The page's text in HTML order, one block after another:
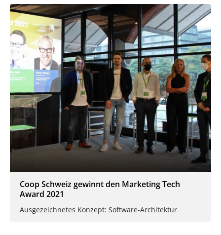
Coop Schweiz gewinnt den Marketing Tech
Award 2021
Ausgezeichnetes Konzept: Software-Architektur